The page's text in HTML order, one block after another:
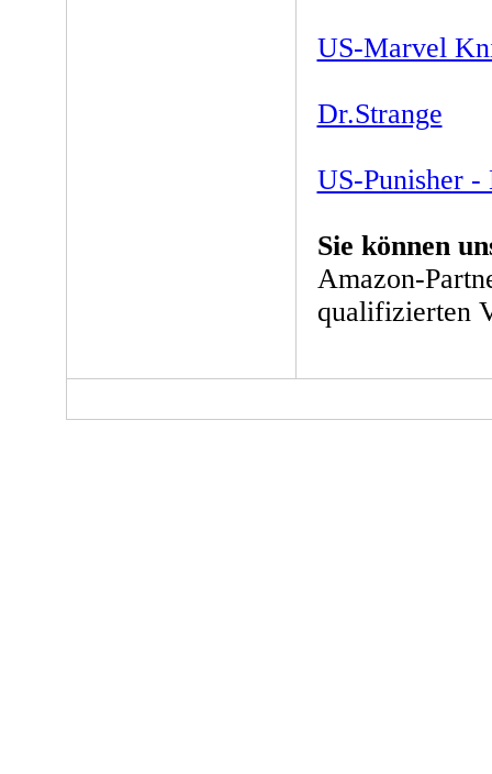
US-Marvel
Dr.Strange
US-Punisher -
Sie können
Amazon-
qualifizierten